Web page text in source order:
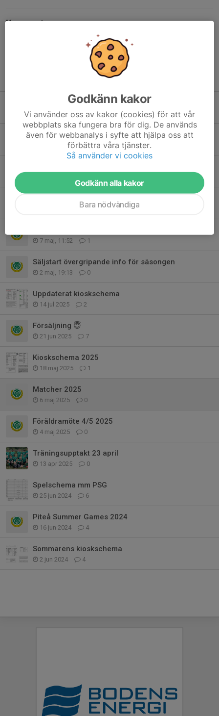
Kommentarer
Försäljningen för säsongen avslutad
30 jun, 22:04 0
Ny försäljning igång
2 jun, 19:35 3
0
7 maj, 11:52 1
Säljstart övergripande info för säsongen
2 maj, 19:13 0
Uppdaterat kioskschema
14 jul 2025 2
Försäljning 😇
21 jun 2025 7
Kioskschema 2025
18 maj 2025 1
Matcher 2025
6 maj 2025 0
Föräldramöte 4/5 2025
4 maj 2025 0
Träningsupptakt 23 april
13 apr 2025 0
Spelschema mm PSG
25 jun 2024 6
Piteå Summer Games 2024
16 jun 2024 4
Sommarens kioskschema
2 jun 2024 4
Godkänn kakor
Vi använder oss av kakor (cookies) för att vår
webbplats ska fungera bra för dig. De används
även för webbanalys i syfte att hjälpa oss att
förbättra våra tjänster.
Så använder vi cookies
Godkänn alla kakor
Bara nödvändiga